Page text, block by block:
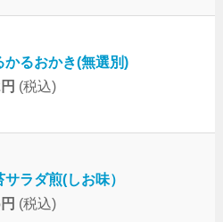
かるおかき(無選別)
(税込)
サラダ煎(しお味）
(税込)